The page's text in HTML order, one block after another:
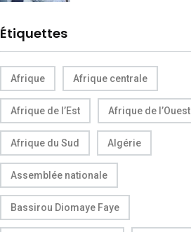
Étiquettes
Afrique Afrique centrale
Afrique de l’Est Afrique de l’Ouest
Afrique du Sud Algérie
Assemblée nationale
Bassirou Diomaye Faye